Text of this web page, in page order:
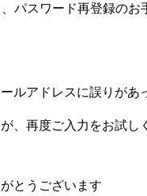
パスワード再登録のお
ルアドレスに誤りがあ
、再度ご入力をお試し
とうございます